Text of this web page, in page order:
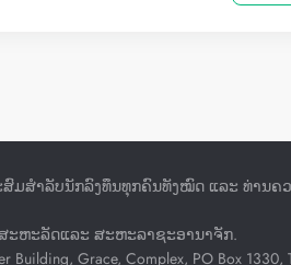
ມສໍາລັບນັກລົງທຶນທຸກຄົນທັງໝົດ ແລະ ທ່ານ
ະຫະລັດແລະ ສະຫະລາຊະອານາຈັກ.
Grace, Complex, PO Box 1330,